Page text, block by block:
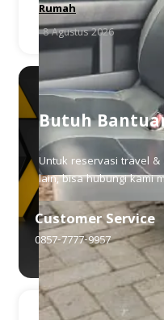
Rumah
8 Agustus 2026
Butuh
Untuk reservasi travel
lain, bisa hubungi kami
Customer Service
0857-7777-9957